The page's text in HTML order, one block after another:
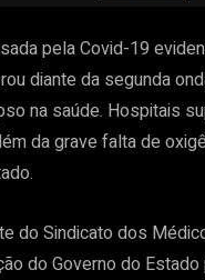
pela Covid-19
diante da segunda
na saúde. Hospitais
da grave falta de
do Sindicato dos
do Governo do